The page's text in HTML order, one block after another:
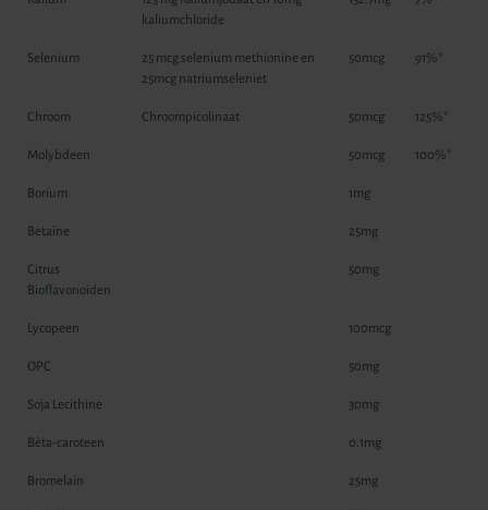
kaliumchloride
Selenium
25 mcg selenium methionine en
25mcg natriumseleniet
50mcg 91%*
Chroom Chroompicolinaat 50mcg 125%*
Molybdeen 50mcg 100%*
Borium 1mg
Betaïne 25mg
Citrus
Bioflavonoïden
50mg
Lycopeen 100mcg
OPC 50mg
Soja Lecithine 30mg
Bèta-caroteen 0.1mg
Bromelaïn 25mg